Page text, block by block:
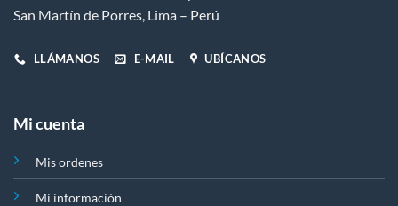
de
San Martín de Porres, Lima – Perú
LLÁMANOS E-MAIL UBÍCANOS
Mi cuenta
Mis ordenes
Mi información